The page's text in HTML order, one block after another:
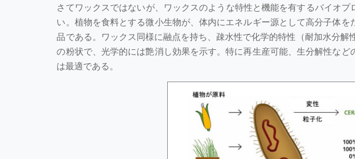
さてワックスではないが、ワックスのような特性と機能を有するバイオ
い。植物を食料とする微小生物が、体内にエネルギー源として高分子体
品である。ワックス同様に融点を持ち、疎水性で化学的特性（耐加水分
の粉状で、光学的には艶消し効果を示す。特に再生産可能、生分解性な
は最適である。